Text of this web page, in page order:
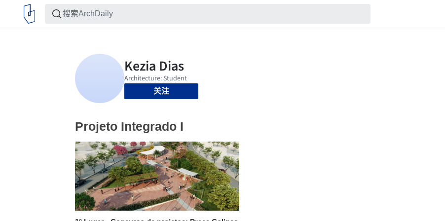
关注
Projeto Integrado I